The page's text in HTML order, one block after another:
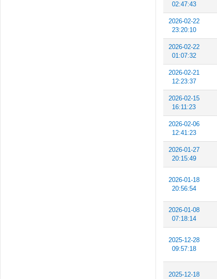
02:47:43
2026-02-22
23:20:10
2026-02-22
01:07:32
2026-02-21
12:23:37
2026-02-15
16:11:23
2026-02-06
12:41:23
2026-01-27
20:15:49
2026-01-18
20:56:54
2026-01-08
07:18:14
2025-12-28
09:57:18
2025-12-18